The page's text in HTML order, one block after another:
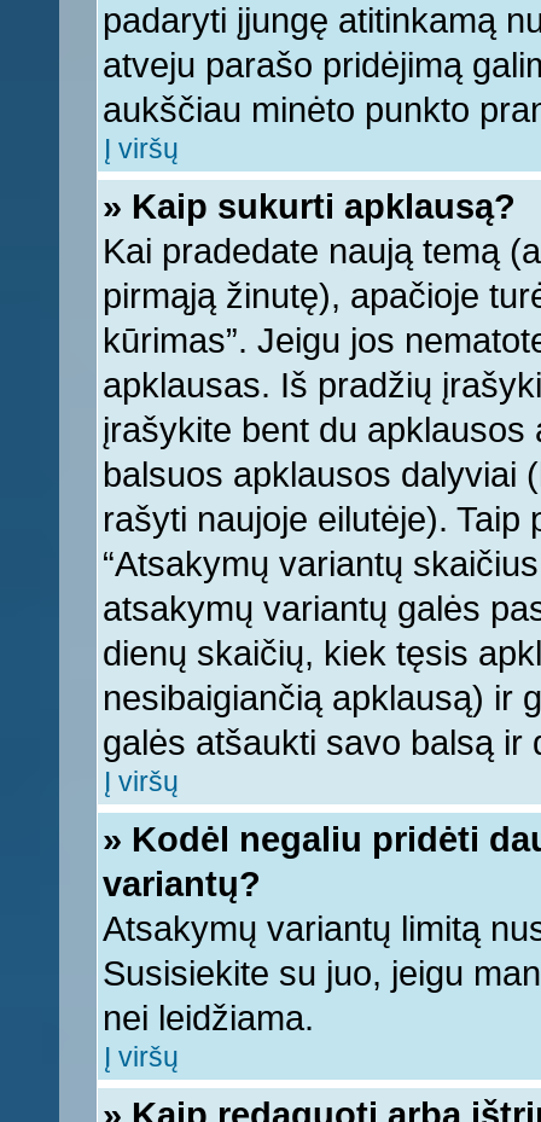
padaryti įjungę atitinkamą
atveju parašo pridėjimą
aukščiau minėto punkto
Į viršų
» Kaip sukurti apklausą?
Kai pradedate naują temą
pirmąją žinutę), apačioje
kūrimas”. Jeigu jos
apklausas. Iš pradžių
įrašykite bent du
balsuos apklausos dalyviai
rašyti naujoje eilutėje).
“Atsakymų variantų
atsakymų variantų galės
dienų skaičių, kiek tęsis
nesibaigiančią apklausą) ir
galės atšaukti savo balsą ir
Į viršų
» Kodėl negaliu pridėti
variantų?
Atsakymų variantų limitą
Susisiekite su juo, jeigu
nei leidžiama.
Į viršų